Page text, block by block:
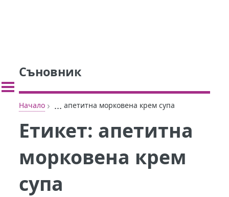
Съновник
Начало › ... апетитна морковена крем супа
Етикет: апетитна
морковена крем
супа